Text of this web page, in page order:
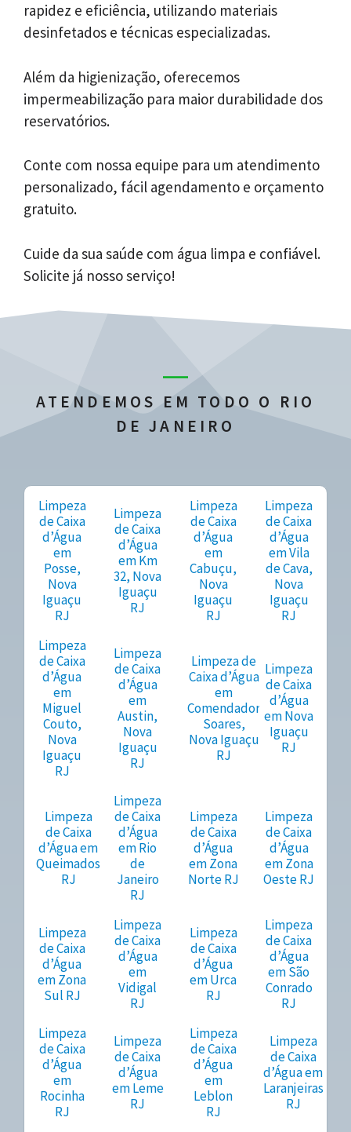
rapidez e eficiência, utilizando materiais
desinfetados e técnicas especializadas.
Além da higienização, oferecemos
impermeabilização para maior durabilidade dos
reservatórios.
Conte com nossa equipe para um atendimento
personalizado, fácil agendamento e orçamento
gratuito.
Cuide da sua saúde com água limpa e confiável.
Solicite já nosso serviço!
ATENDEMOS EM TODO O RIO
DE JANEIRO
Limpeza
de Caixa
d’Água
em
Posse,
Nova
Iguaçu
RJ
Limpeza
de Caixa
d’Água
em Km
32, Nova
Iguaçu
RJ
Limpeza
de Caixa
d’Água
em
Cabuçu,
Nova
Iguaçu
RJ
Limpeza
de Caixa
d’Água
em Vila
de Cava,
Nova
Iguaçu
RJ
Limpeza
de Caixa
d’Água
em
Miguel
Couto,
Nova
Iguaçu
RJ
Limpeza
de Caixa
d’Água
em
Austin,
Nova
Iguaçu
RJ
Limpeza de
Caixa d’Água
em
Comendador
Soares,
Nova Iguaçu
RJ
Limpeza
de Caixa
d’Água
em Nova
Iguaçu
RJ
Limpeza
de Caixa
d’Água em
Queimados
RJ
Limpeza
de Caixa
d’Água
em Rio
de
Janeiro
RJ
Limpeza
de Caixa
d’Água
em Zona
Norte RJ
Limpeza
de Caixa
d’Água
em Zona
Oeste RJ
Limpeza
de Caixa
d’Água
em Zona
Sul RJ
Limpeza
de Caixa
d’Água
em
Vidigal
RJ
Limpeza
de Caixa
d’Água
em Urca
RJ
Limpeza
de Caixa
d’Água
em São
Conrado
RJ
Limpeza
de Caixa
d’Água
em
Rocinha
RJ
Limpeza
de Caixa
d’Água
em Leme
RJ
Limpeza
de Caixa
d’Água
em
Leblon
RJ
Limpeza
de Caixa
d’Água em
Laranjeiras
RJ